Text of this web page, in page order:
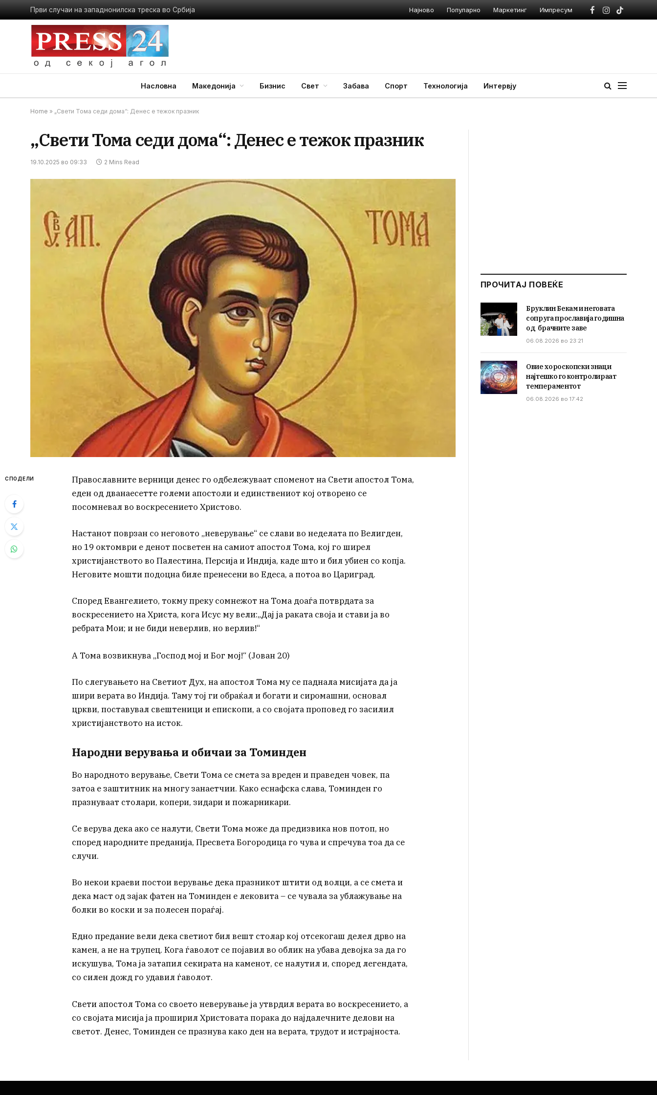
Први случаи на западнонилска треска во Србија Најново Популарно Маркетинг Импресум
Facebook
Instagram
TikTok
Насловна Македонија Бизнис Свет Забава Спорт Технологија Интервју
Home » „Свети Тома седи дома“: Денес е тежок празник
„Свети Тома седи дома“: Денес е тежок празник
19.10.2025 во 09:33 2 Mins Read
СПОДЕЛИ
Православните верници денес го одбележуваат споменот на Свети апостол Тома,
еден од дванаесетте големи апостоли и единствениот кој отворено се
посомневал во воскресението Христово.
Настанот поврзан со неговото „неверување“ се слави во неделата по Велигден,
но 19 октомври е денот посветен на самиот апостол Тома, кој го ширел
христијанството во Палестина, Персија и Индија, каде што и бил убиен со копја.
Неговите мошти подоцна биле пренесени во Едеса, а потоа во Цариград.
Според Евангелието, токму преку сомнежот на Тома доаѓа потврдата за
воскресението на Христа, кога Исус му вели:„Дај ја раката своја и стави ја во
ребрата Мои; и не биди неверлив, но верлив!“
А Тома возвикнува „Господ мој и Бог мој!“ (Јован 20)
По слегувањето на Светиот Дух, на апостол Тома му се паднала мисијата да ја
шири верата во Индија. Таму тој ги обраќал и богати и сиромашни, основал
цркви, поставувал свештеници и епископи, а со својата проповед го засилил
христијанството на исток.
Народни верувања и обичаи за Томинден
Во народното верување, Свети Тома се смета за вреден и праведен човек, па
затоа е заштитник на многу занаетчии. Како еснафска слава, Томинден го
празнуваат столари, копери, зидари и пожарникари.
Се верува дека ако се налути, Свети Тома може да предизвика нов потоп, но
според народните преданија, Пресвета Богородица го чува и спречува тоа да се
случи.
Во некои краеви постои верување дека празникот штити од волци, а се смета и
дека маст од зајак фатен на Томинден е лековита – се чувала за ублажување на
болки во коски и за полесен пораѓај.
Едно предание вели дека светиот бил вешт столар кој отсекогаш делел дрво на
камен, а не на трупец. Кога ѓаволот се појавил во облик на убава девојка за да го
искушува, Тома ја затапил секирата на каменот, се налутил и, според легендата,
со силен дожд го удавил ѓаволот.
Свети апостол Тома со своето неверување ја утврдил верата во воскресението, а
со својата мисија ја проширил Христовата порака до најдалечните делови на
светот. Денес, Томинден се празнува како ден на верата, трудот и истрајноста.
ПРОЧИТАЈ ПОВЕЌЕ
Бруклин Бекам и неговата
сопруга прославија годишна
од брачните заве
06.08.2026 во 23:21
Овие хороскопски знаци
најтешко го контролираат
темпераментот
06.08.2026 во 17:42